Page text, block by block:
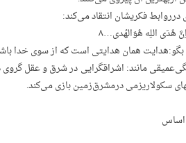
درروابط‌ فکریشان‌ انتقاد می‌کند:
هُدَ‌ی‌ اللِه‌ هُوَ‌الهُدی…۸
بگو:هدایت‌ همان‌ هدایتی‌ است‌ که‌ از سوی‌ خدا
مانند: اشراقگرایی‌ در شرق‌ و عقل‌
سکولاریزمی‌ درمشرق‌زمین‌ بازی‌ می‌کند.
اساس‌